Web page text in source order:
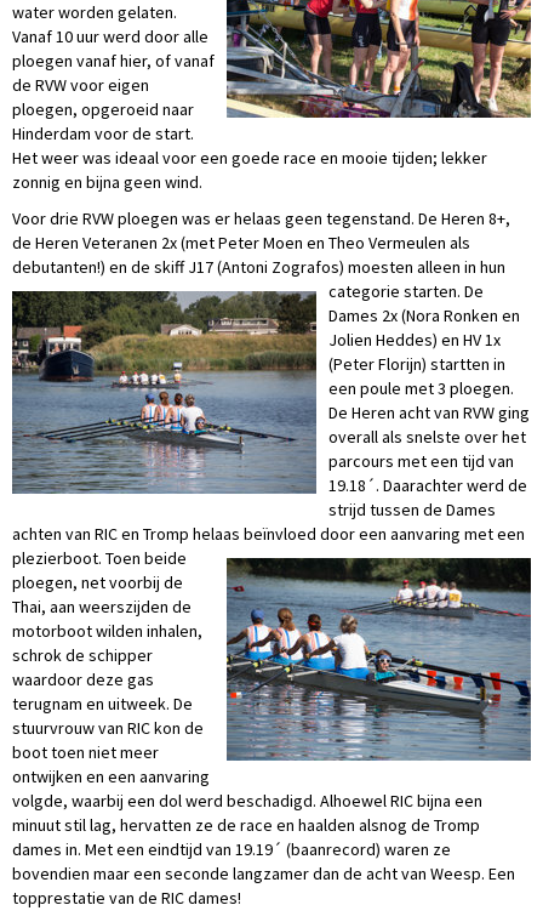
water worden gelaten.
Vanaf 10 uur werd door alle
ploegen vanaf hier, of vanaf
de RVW voor eigen
ploegen, opgeroeid naar
Hinderdam voor de start.
Het weer was ideaal voor een goede race en mooie tijden; lekker
zonnig en bijna geen wind.
Voor drie RVW ploegen was er helaas geen tegenstand. De Heren 8+,
de Heren Veteranen 2x (met Peter Moen en Theo Vermeulen als
debutanten!) en de skiff J17 (Antoni Zografos) moesten alleen in hun
categorie starten. De
Dames 2x (Nora Ronken en
Jolien Heddes) en HV 1x
(Peter Florijn) startten in
een poule met 3 ploegen.
De Heren acht van RVW ging
overall als snelste over het
parcours met een tijd van
19.18´. Daarachter werd de
strijd tussen de Dames
achten van RIC en Tromp helaas beïnvloed door een aanvaring met een
plezierboot. Toen beide
ploegen, net voorbij de
Thai, aan weerszijden de
motorboot wilden inhalen,
schrok de schipper
waardoor deze gas
terugnam en uitweek. De
stuurvrouw van RIC kon de
boot toen niet meer
ontwijken en een aanvaring
volgde, waarbij een dol werd beschadigd. Alhoewel RIC bijna een
minuut stil lag, hervatten ze de race en haalden alsnog de Tromp
dames in. Met een eindtijd van 19.19´ (baanrecord) waren ze
bovendien maar een seconde langzamer dan de acht van Weesp. Een
topprestatie van de RIC dames!